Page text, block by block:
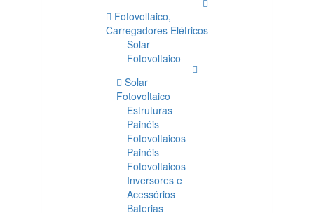
Fotovoltaico,
Carregadores Elétricos
Solar
Fotovoltaico
Solar
Fotovoltaico
Estruturas
Painéis
Fotovoltaicos
Painéis
Fotovoltaicos
Inversores e
Acessórios
Baterias